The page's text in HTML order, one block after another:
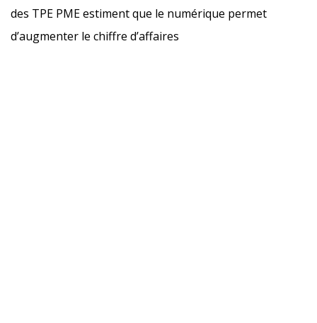
des TPE PME estiment que le numérique permet
d’augmenter le chiffre d’affaires